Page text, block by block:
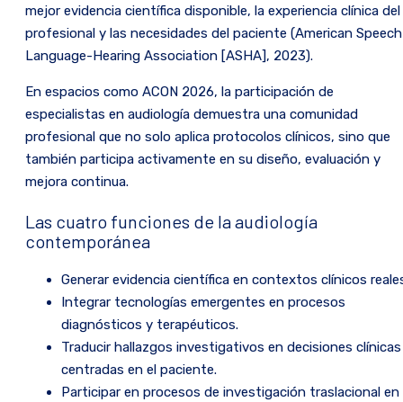
mejor evidencia científica disponible, la experiencia clínica del
profesional y las necesidades del paciente (American
Language-Hearing Association [ASHA], 2023).
En espacios como ACON 2026, la participación de
especialistas en audiología demuestra una comunidad
profesional que no solo aplica protocolos clínicos, sino que
también participa activamente en su diseño, evaluación y
mejora continua.
Las cuatro funciones de la audiología
contemporánea
Generar evidencia científica en contextos clínicos
Integrar tecnologías emergentes en procesos
diagnósticos y terapéuticos.
Traducir hallazgos investigativos en decisiones clínicas
centradas en el paciente.
Participar en procesos de investigación traslacional en